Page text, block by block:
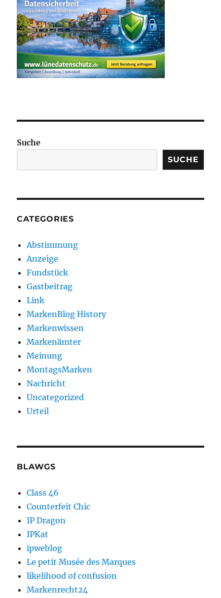
Suche
SUCHE
CATEGORIES
Abstimmung
Anzeige
Fundstück
Gastbeitrag
Link
MarkenBlog History
Markenwissen
Markenämter
Meinung
MontagsMarken
Nachricht
Uncategorized
Urteil
BLAWGS
Class 46
Counterfeit Chic
IP Dragon
IPKat
ipweblog
Le petit Musée des Marques
likelihood of confusion
Markenrecht24